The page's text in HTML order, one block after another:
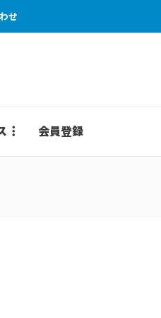
せ
会員登録